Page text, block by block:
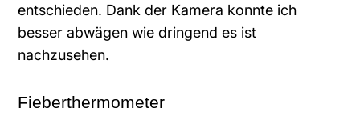
entschieden. Dank der Kamera konnte ich
besser abwägen wie dringend es ist
nachzusehen.
Fieberthermometer